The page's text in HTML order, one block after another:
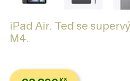
iPad Air. Teď se
M4.